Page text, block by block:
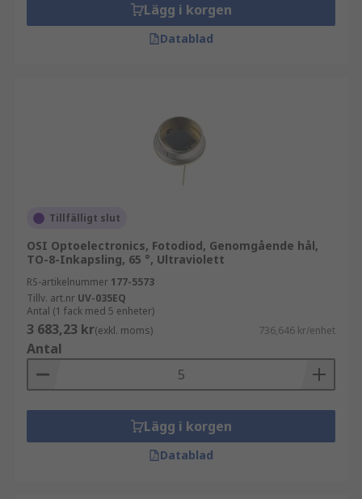
Lägg i korgen
Datablad
Tillfälligt slut
OSI Optoelectronics, Fotodiod, Genomgående hål,
TO-8-Inkapsling, 65 °, Ultraviolett
RS-artikelnummer 177-5573
Tillv. art.nr UV-035EQ
Antal (1 fack med 5 enheter)
3 683,23 kr(exkl. moms) 736,646 kr/enhet
Antal
Lägg i korgen
Datablad